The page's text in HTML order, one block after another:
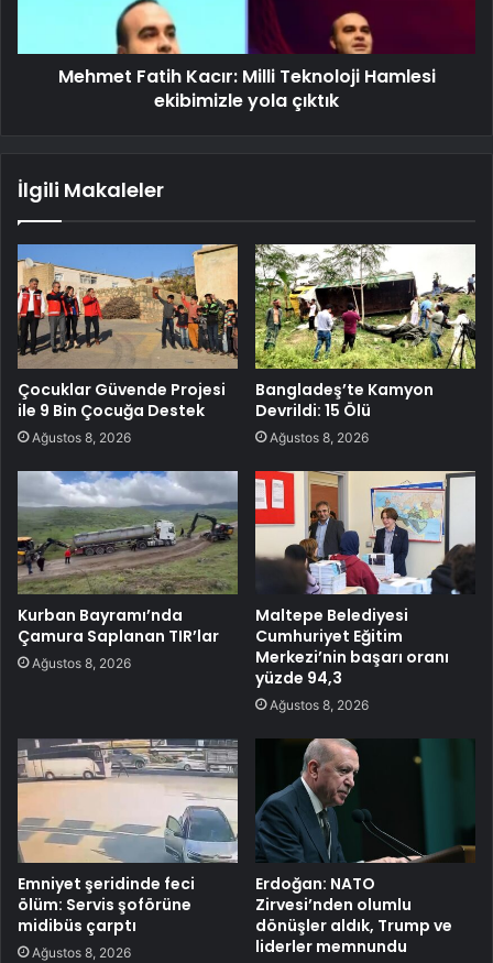
Mehmet Fatih Kacır: Milli Teknoloji Hamlesi
ekibimizle yola çıktık
İlgili Makaleler
Çocuklar Güvende Projesi
ile 9 Bin Çocuğa Destek
Ağustos 8, 2026
Bangladeş’te Kamyon
Devrildi: 15 Ölü
Ağustos 8, 2026
Kurban Bayramı’nda
Çamura Saplanan TIR’lar
Ağustos 8, 2026
Maltepe Belediyesi
Cumhuriyet Eğitim
Merkezi’nin başarı oranı
yüzde 94,3
Ağustos 8, 2026
Emniyet şeridinde feci
ölüm: Servis şoförüne
midibüs çarptı
Ağustos 8, 2026
Erdoğan: NATO
Zirvesi’nden olumlu
dönüşler aldık, Trump ve
liderler memnundu